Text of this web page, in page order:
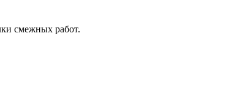
смежных работ.